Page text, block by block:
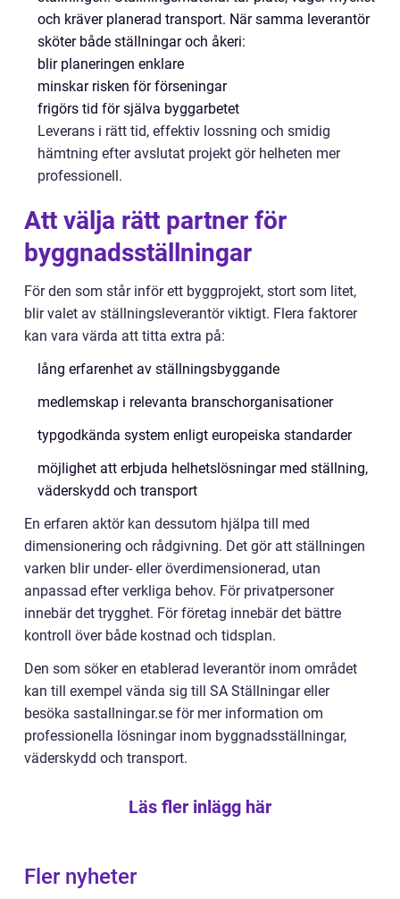
och kräver planerad transport. När samma leverantör
sköter både ställningar och åkeri:
blir planeringen enklare
minskar risken för förseningar
frigörs tid för själva byggarbetet
Leverans i rätt tid, effektiv lossning och smidig
hämtning efter avslutat projekt gör helheten mer
professionell.
Att välja rätt partner för
byggnadsställningar
För den som står inför ett byggprojekt, stort som litet,
blir valet av ställningsleverantör viktigt. Flera faktorer
kan vara värda att titta extra på:
lång erfarenhet av ställningsbyggande
medlemskap i relevanta branschorganisationer
typgodkända system enligt europeiska standarder
möjlighet att erbjuda helhetslösningar med ställning,
väderskydd och transport
En erfaren aktör kan dessutom hjälpa till med
dimensionering och rådgivning. Det gör att ställningen
varken blir under- eller överdimensionerad, utan
anpassad efter verkliga behov. För privatpersoner
innebär det trygghet. För företag innebär det bättre
kontroll över både kostnad och tidsplan.
Den som söker en etablerad leverantör inom området
kan till exempel vända sig till SA Ställningar eller
besöka sastallningar.se för mer information om
professionella lösningar inom byggnadsställningar,
väderskydd och transport.
Läs fler inlägg här
Fler nyheter